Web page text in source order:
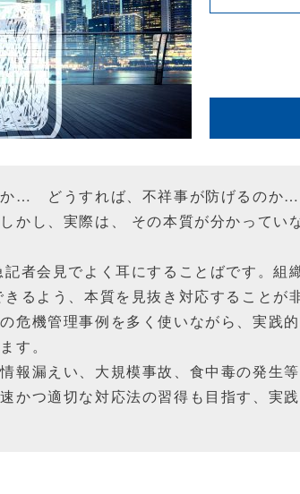
か… どうすれば、不祥事が防げるのか
かし、実際は、 その本質が分かってい
者会見でよく耳にすることばです。組
るよう、本質を見抜き対応することが
危機管理事例を多く使いながら、実践
す。
報漏えい、大規模事故、食中毒の発生
かつ適切な対応法の習得も目指す、実